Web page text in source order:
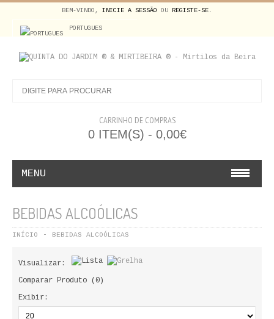
BEM-VINDO, INICIE A SESSÃO OU REGISTE-SE.
PORTUGUES
CARRINHO DE COMPRAS
0 ITEM(S) - 0,00€
MENU
FRUTA NATURAL
FRUTA DESIDRATADA
INFUSOES
BEBIDAS ALCOÓLICAS
INÍCIO BEBIDAS ALCOÓLICAS
Visualizar:
Comparar Produto (0)
Exibir: